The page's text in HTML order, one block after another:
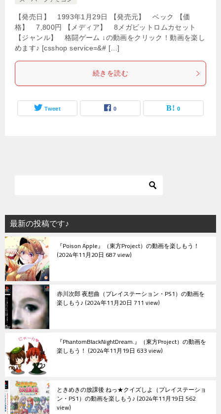
【発売日】 1993年1月29日 【発売元】 ベック 【価
格】 7,800円 【メディア】 8メガビットロムカセット
【ジャンル】 格闘ゲーム ↓の動画をクリック！動画を楽し
めます♪ [csshop service=&# […]
続きを読む
Tweet 0 0
最新の投稿です♪
『Poison Apple』（東方Project）の動画を楽しもう！
2024年11月20日 687 view
赤川次郎 夜想曲（プレイステーション・PS1）の動画を
楽しもう♪ 2024年11月20日 711 view
『PhantomBlackNightDream.』（東方Project）の動画を
楽しもう！ 2024年11月19日 633 view
ときめきの放課後 ねっ★クイズしよ（プレイステーショ
ン・PS1）の動画を楽しもう♪ 2024年11月19日 562
view